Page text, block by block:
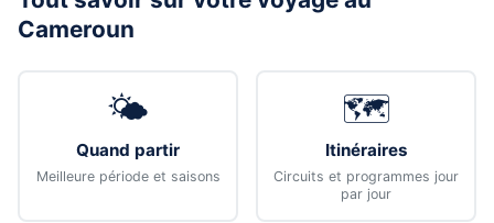
Cameroun
🌤️
Quand partir
Meilleure période et saisons
🗺️
Itinéraires
Circuits et programmes jour
par jour